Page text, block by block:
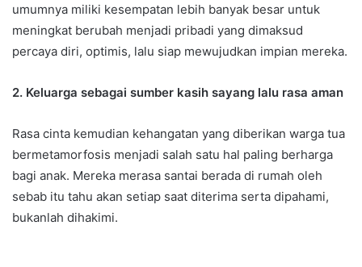
umumnya miliki kesempatan lebih banyak besar untuk
meningkat berubah menjadi pribadi yang dimaksud
percaya diri, optimis, lalu siap mewujudkan impian mereka.
2. Keluarga sebagai sumber kasih sayang lalu rasa aman
Rasa cinta kemudian kehangatan yang diberikan warga tua
bermetamorfosis menjadi salah satu hal paling berharga
bagi anak. Mereka merasa santai berada di rumah oleh
sebab itu tahu akan setiap saat diterima serta dipahami,
bukanlah dihakimi.